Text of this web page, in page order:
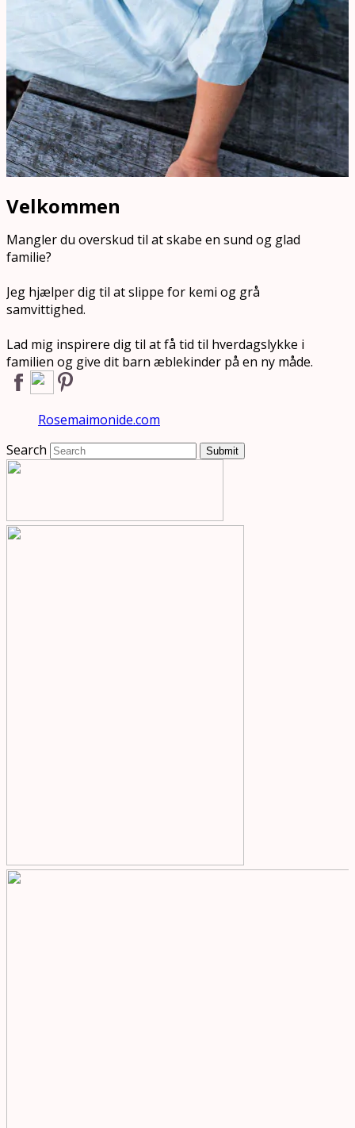
Velkommen
Mangler du overskud til at skabe en sund og glad
familie?
Jeg hjælper dig til at slippe for kemi og grå
samvittighed.
Lad mig inspirere dig til at få tid til hverdagslykke i
familien og give dit barn æblekinder på en ny måde.
Rosemaimonide.com
Search
Submit